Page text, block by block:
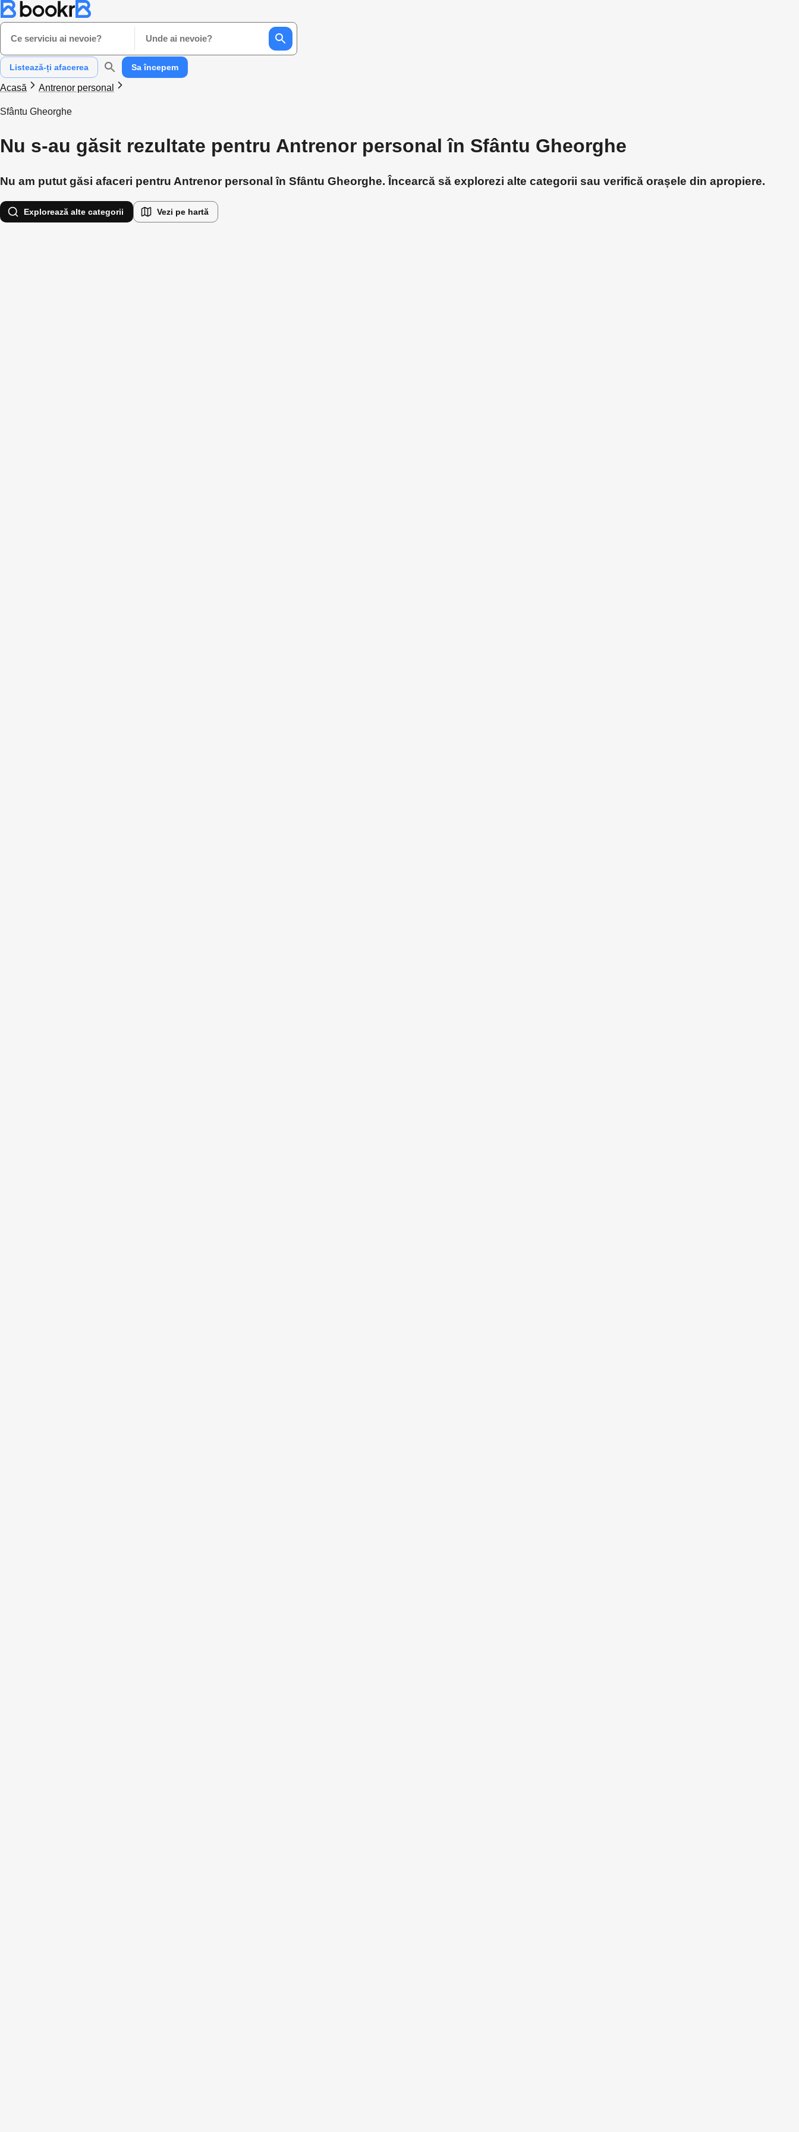
Ce serviciu ai nevoie? Unde ai nevoie?
Listează-ți afacerea Sa începem
Acasă Antrenor personal
Sfântu Gheorghe
Nu s-au găsit rezultate pentru Antrenor personal în Sfântu Gheorghe
Nu am putut găsi afaceri pentru Antrenor personal în Sfântu Gheorghe. Încearcă să explorezi alte categorii sau verifică orașele din apropiere.
Explorează alte categorii Vezi pe hartă